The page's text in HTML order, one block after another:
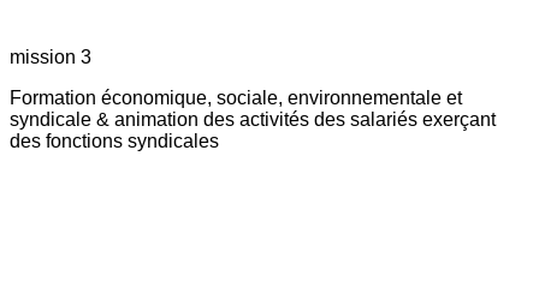
mission 3
Formation économique, sociale, environnementale et
syndicale & animation des activités des salariés exerçant
des fonctions syndicales